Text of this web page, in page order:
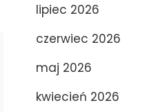
lipiec 2026
czerwiec 2026
maj 2026
kwiecień 2026